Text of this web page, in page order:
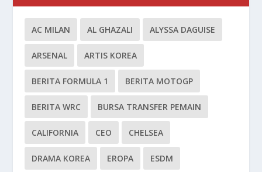
AC MILAN AL GHAZALI ALYSSA DAGUISE
ARSENAL ARTIS KOREA
BERITA FORMULA 1 BERITA MOTOGP
BERITA WRC BURSA TRANSFER PEMAIN
CALIFORNIA CEO CHELSEA
DRAMA KOREA EROPA ESDM